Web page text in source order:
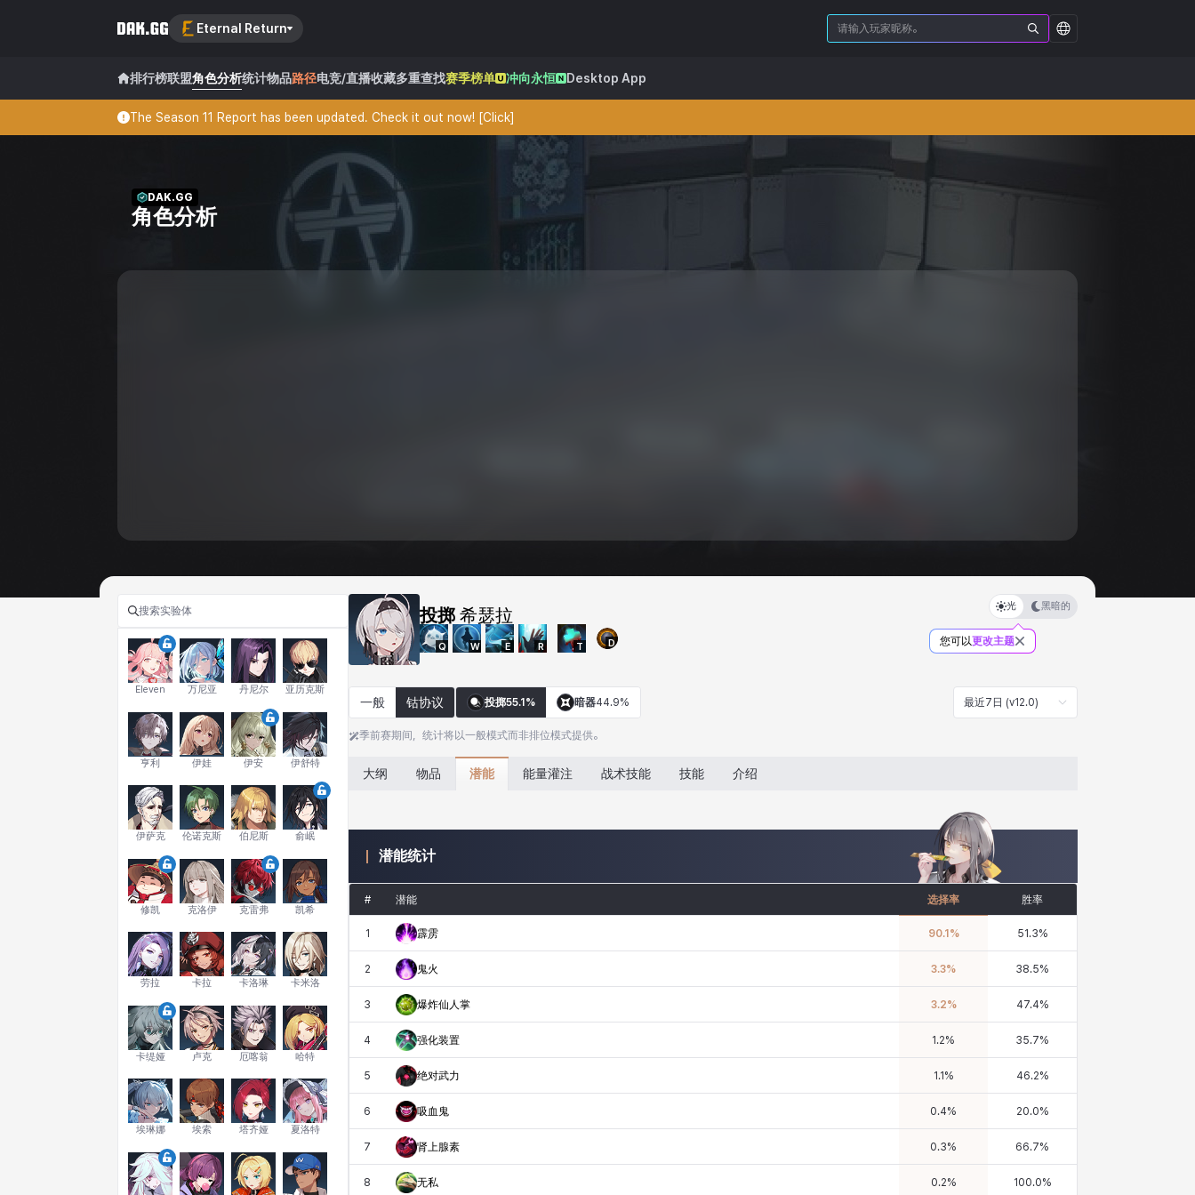
Eternal Return
排行榜联盟角色分析统计物品路径电竞/直播收藏多重查找赛季榜单 冲向永恒 Desktop App
The Season 11 Report has been updated. Check it out now! [Click]
DAK.GG
角色分析
Eleven 万尼亚 丹尼尔 亚历克斯
亨利 伊娃 伊安 伊舒特
伊萨克 伦诺克斯 伯尼斯 俞岷
修凯 克洛伊 克雷弗 凯希
劳拉 卡拉 卡洛琳 卡米洛
卡缇娅 卢克 厄喀翁 哈特
埃琳娜 埃索 塔齐娅 夏洛特
投掷 希瑟拉
Q W E R T D
光 黑暗的
您可以更改主题
一般 钴协议 投掷55.1% 暗器44.9% 最近7日 (v12.0)
季前赛期间，统计将以一般模式而非排位模式提供。
大纲 物品 潜能 能量灌注 战术技能 技能 介绍
潜能统计
# 潜能 选择率 胜率
1 霹雳 90.1 % 51.3%
2 鬼火 3.3% 38.5%
3 爆炸仙人掌 3.2% 47.4%
4 强化装置 1.2% 35.7%
5 绝对武力 1.1 % 46.2%
6 吸血鬼 0.4% 20.0%
7 肾上腺素 0.3% 66.7%
8 无私 0.2% 100.0%